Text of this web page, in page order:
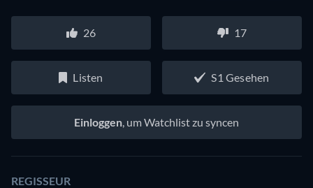
26 17
Listen S1 Gesehen
Einloggen , um Watchlist zu syncen
REGISSEUR